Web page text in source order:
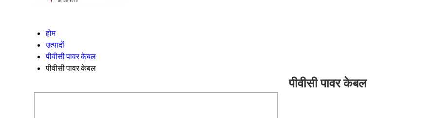
होम
उत्पादों
पीवीसी पावर केबल
पीवीसी पावर केबल
पीवीसी पावर केबल